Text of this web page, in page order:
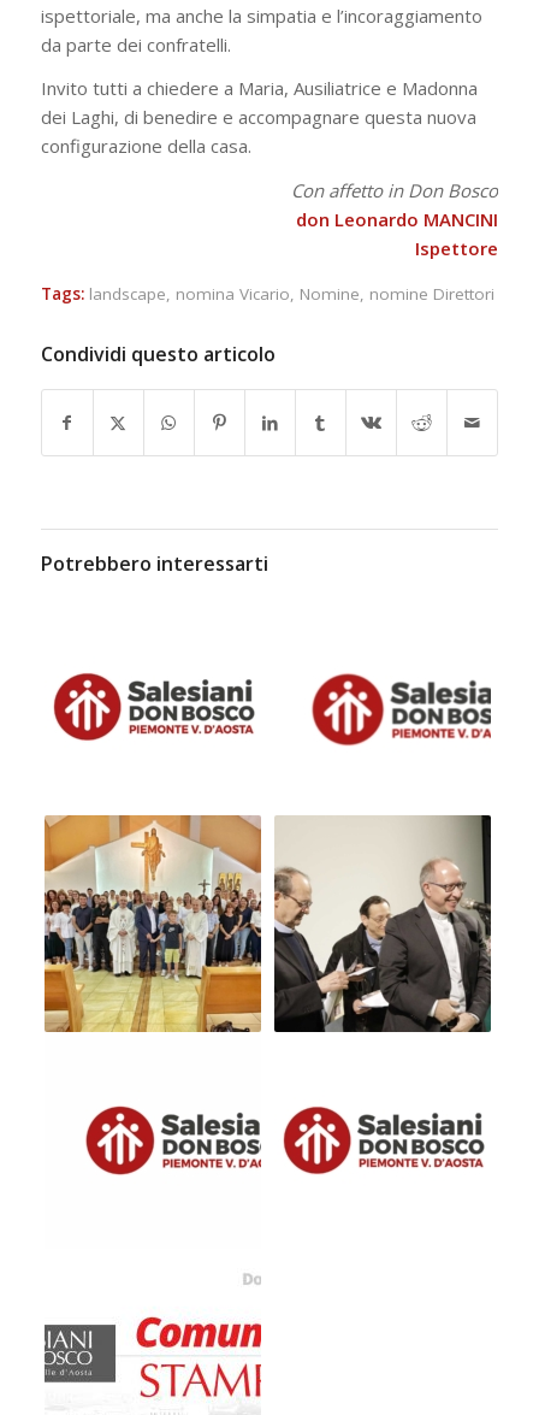
ispettoriale, ma anche la simpatia e l’incoraggiamento
da parte dei confratelli.
Invito tutti a chiedere a Maria, Ausiliatrice e Madonna
dei Laghi, di benedire e accompagnare questa nuova
configurazione della casa.
Con affetto in Don Bosco
don Leonardo MANCINI
Ispettore
Tags: landscape, nomina Vicario, Nomine, nomine Direttori
Condividi questo articolo
Potrebbero interessarti